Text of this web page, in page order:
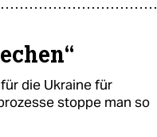
die Ukraine für
stoppe man so